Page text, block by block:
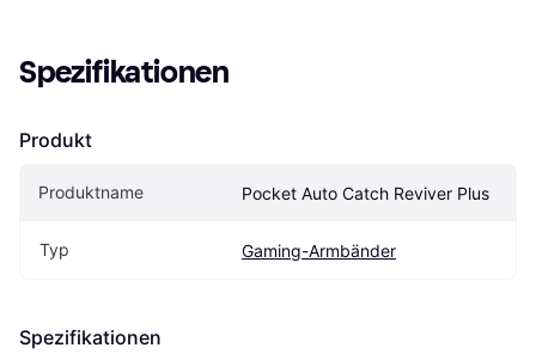
Spezifikationen
Produkt
Produktname Pocket Auto Catch Reviver Plus
Typ Gaming-Armbänder
Spezifikationen